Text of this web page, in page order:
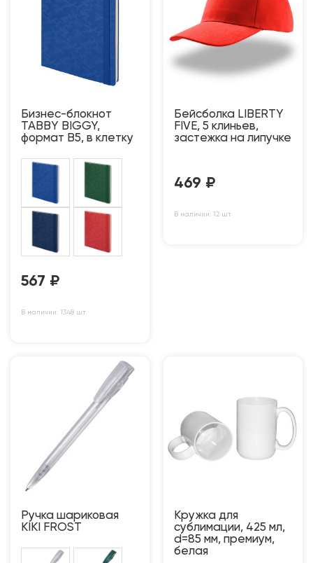
Бизнес-блокнот
TABBY BIGGY,
формат В5, в клетку
567 ₽
В наличии: 1348 шт
Бейсболка LIBERTY
FIVE, 5 клиньев,
застежка на липучке
469 ₽
В наличии: 12 шт
Ручка шариковая
KIKI FROST
Кружка для
сублимации, 425 мл,
d=85 мм, премиум,
белая